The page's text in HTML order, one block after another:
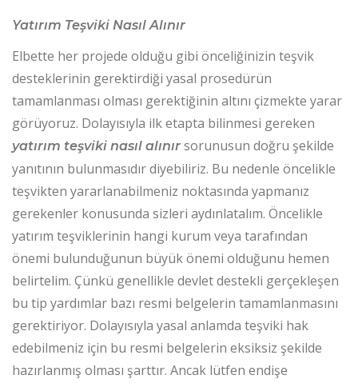
Yatırım Teşviki Nasıl Alınır
Elbette her projede olduğu gibi önceliğinizin teşvik
desteklerinin gerektirdiği yasal prosedürün
tamamlanması olması gerektiğinin altını çizmekte yarar
görüyoruz. Dolayısıyla ilk etapta bilinmesi gereken
yatırım teşviki nasıl alınır sorunusun doğru şekilde
yanıtının bulunmasıdır diyebiliriz. Bu nedenle öncelikle
teşvikten yararlanabilmeniz noktasında yapmanız
gerekenler konusunda sizleri aydınlatalım. Öncelikle
yatırım teşviklerinin hangi kurum veya tarafından
önemi bulunduğunun büyük önemi olduğunu hemen
belirtelim. Çünkü genellikle devlet destekli gerçekleşen
bu tip yardımlar bazı resmi belgelerin tamamlanmasını
gerektiriyor. Dolayısıyla yasal anlamda teşviki hak
edebilmeniz için bu resmi belgelerin eksiksiz şekilde
hazırlanmış olması şarttır. Ancak lütfen endişe